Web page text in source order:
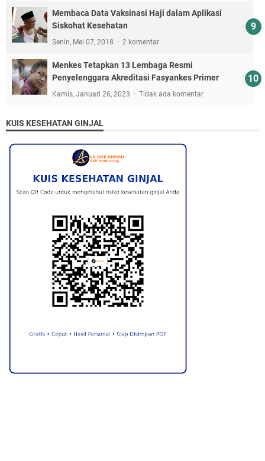
Membaca Data Vaksinasi Haji dalam Aplikasi
Siskohat Kesehatan
Senin, Mei 07, 2018 2 komentar
Menkes Tetapkan 13 Lembaga Resmi
Penyelenggara Akreditasi Fasyankes Primer
Kamis, Januari 26, 2023 Tidak ada komentar
KUIS KESEHATAN GINJAL